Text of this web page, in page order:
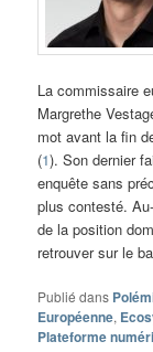
La commissaire
Margrethe
mot avant la fin
(1). Son dernier
enquête sans
plus contesté.
de la position
retrouver sur le
Publié dans
Européenne,
Plateforme